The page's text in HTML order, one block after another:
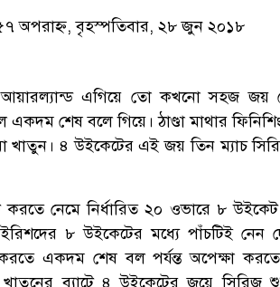
অপরাহ্ন, বৃহস্পতিবার, ২৮ জুন ২০১৮
আয়ারল্যান্ড এগিয়ে তো কখনো সহজ জয়
একদম শেষ বলে গিয়ে। ঠাণ্ডা মাথার
খাতুন। ৪ উইকেটের এই জয় তিন ম্যাচ
করতে নেমে নির্ধারিত ২০ ওভারে ৮ উইকেট
৮ উইকেটের মধ্যে পাঁচটিই নেন
একদম শেষ বল পর্যন্ত অপেক্ষা
খাতুনের ব্যাটে ৪ উইকেটের জয়ে সিরিজ